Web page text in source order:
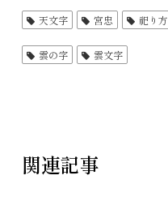
天文字 宮忠 祀り方
雲の字 雲文字
関連記事